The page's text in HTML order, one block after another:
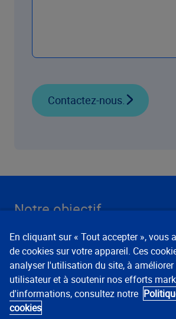
Contactez-nous.
Notre objectif
Entreprise
Liens clés
Ressources
En cliquant sur « Tout accepter », vous
de cookies sur votre appareil. Ces
analyser l'utilisation du site, à améliorer
utilisateur et à soutenir nos efforts
d'informations, consultez notre
cookies